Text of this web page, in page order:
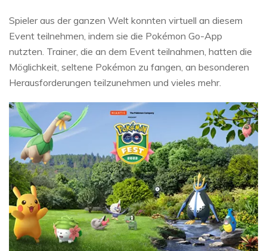
Spieler aus der ganzen Welt konnten virtuell an diesem
Event teilnehmen, indem sie die Pokémon Go-App
nutzten. Trainer, die an dem Event teilnahmen, hatten die
Möglichkeit, seltene Pokémon zu fangen, an besonderen
Herausforderungen teilzunehmen und vieles mehr.